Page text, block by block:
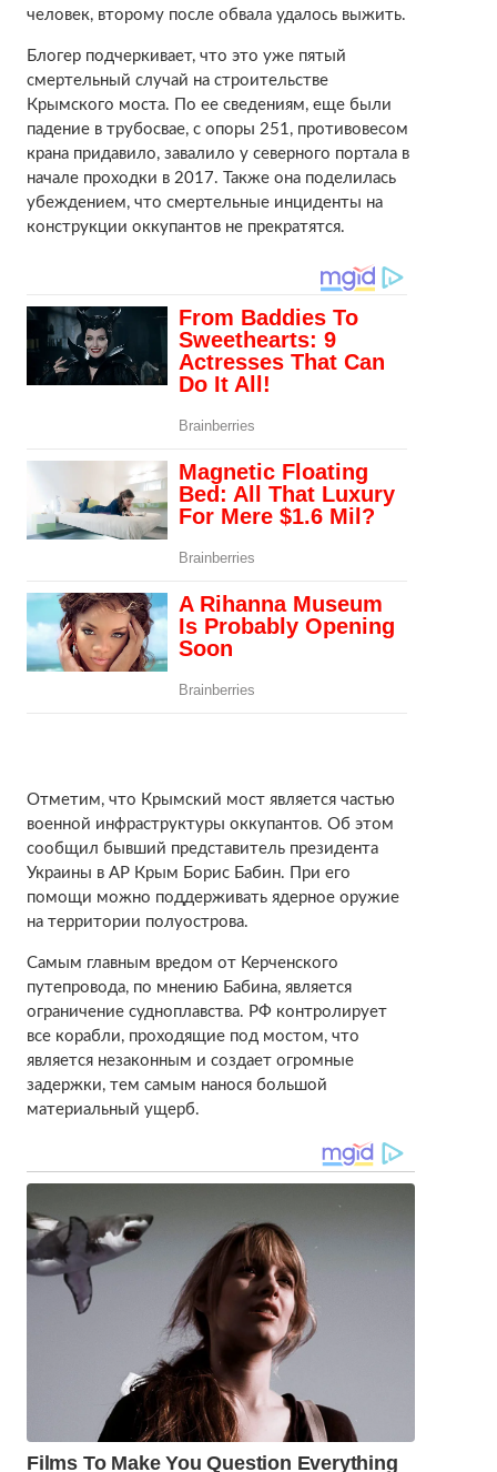
человек, второму после обвала удалось выжить.
Блогер подчеркивает, что это уже пятый
смертельный случай на строительстве
Крымского моста. По ее сведениям, еще были
падение в трубосвае, с опоры 251, противовесом
крана придавило, завалило у северного портала в
начале проходки в 2017. Также она поделилась
убеждением, что смертельные инциденты на
конструкции оккупантов не прекратятся.
Отметим, что Крымский мост является частью
военной инфраструктуры оккупантов. Об этом
сообщил бывший представитель президента
Украины в АР Крым Борис Бабин. При его
помощи можно поддерживать ядерное оружие
на территории полуострова.
Самым главным вредом от Керченского
путепровода, по мнению Бабина, является
ограничение судноплавства. РФ контролирует
все корабли, проходящие под мостом, что
является незаконным и создает огромные
задержки, тем самым нанося большой
материальный ущерб.